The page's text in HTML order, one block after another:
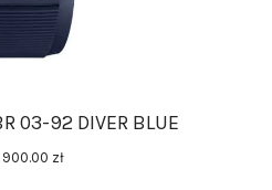
03-92 DIVER BLUE
900.00 zł